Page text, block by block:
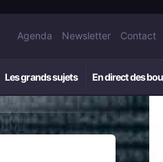
Agenda Newsletter Contact
Les grands sujets En direct des